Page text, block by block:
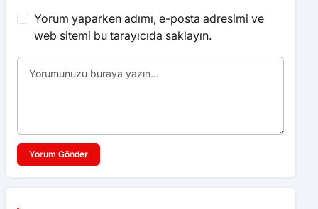
Yorum yaparken adımı, e-posta adresimi ve
web sitemi bu tarayıcıda saklayın.
Yorum Gönder